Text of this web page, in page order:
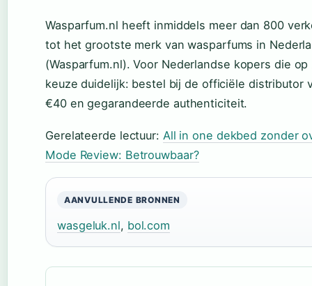
Wasparfum.nl heeft inmiddels meer dan 800
tot het grootste merk van wasparfums in
(Wasparfum.nl). Voor Nederlandse kopers die
keuze duidelijk: bestel bij de officiële distributor
€40 en gegarandeerde authenticiteit.
Gerelateerde lectuur: All in one dekbed zonder
Mode Review: Betrouwbaar?
AANVULLENDE BRONNEN
wasgeluk.nl, bol.com